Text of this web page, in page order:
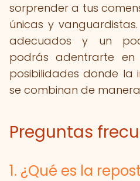
sorprender a tus
únicas y
adecuados y un
podrás adentrarte
posibilidades donde la
se combinan de
Preguntas
1. ¿Qué es la